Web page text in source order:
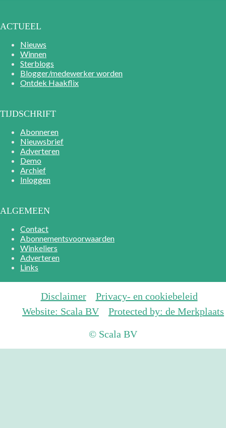
ACTUEEL
Nieuws
Winnen
Sterblogs
Blogger/medewerker worden
Ontdek Haakflix
TIJDSCHRIFT
Abonneren
Nieuwsbrief
Adverteren
Demo
Archief
Inloggen
ALGEMEEN
Contact
Abonnementsvoorwaarden
Winkeliers
Adverteren
Links
Disclaimer
Privacy- en cookiebeleid
Website: Scala BV
Protected by: de Merkplaats
© Scala BV